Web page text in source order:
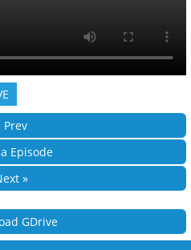
Prev
Episode
»
GDrive